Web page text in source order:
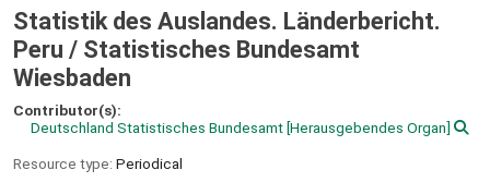
Statistik des Auslandes. Länderbericht.
Peru / Statistisches Bundesamt
Wiesbaden
Contributor(s):
Deutschland Statistisches Bundesamt [Herausgebendes Organ]
Resource type: Periodical